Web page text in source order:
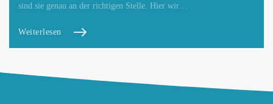
sind sie genau an der richtigen Stelle. Hier wir…
Weiterlesen